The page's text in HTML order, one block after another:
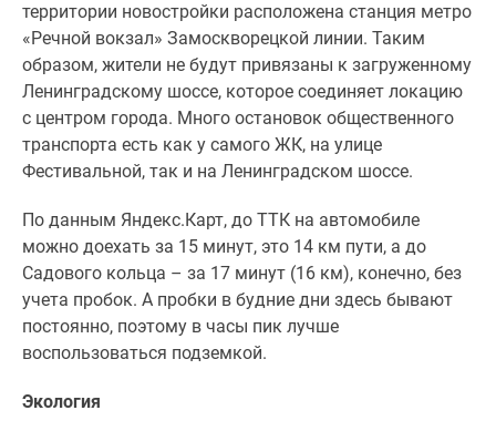
территории новостройки расположена станция метро
«Речной вокзал» Замоскворецкой линии. Таким
образом, жители не будут привязаны к загруженному
Ленинградскому шоссе, которое соединяет локацию
с центром города. Много остановок общественного
транспорта есть как у самого ЖК, на улице
Фестивальной, так и на Ленинградском шоссе.
По данным Яндекс.Карт, до ТТК на автомобиле
можно доехать за 15 минут, это 14 км пути, а до
Садового кольца – за 17 минут (16 км), конечно, без
учета пробок. А пробки в будние дни здесь бывают
постоянно, поэтому в часы пик лучше
воспользоваться подземкой.
Экология